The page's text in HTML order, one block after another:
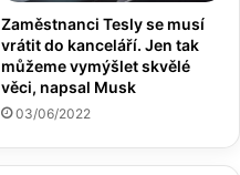
Zaměstnanci Tesly se musí
vrátit do kanceláří. Jen tak
můžeme vymýšlet skvělé
věci, napsal Musk
03/06/2022